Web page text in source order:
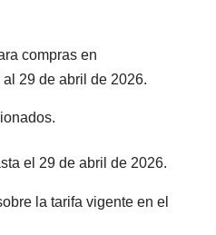
compras en
29 de abril de 2026.
el 29 de abril de 2026.
la tarifa vigente en el